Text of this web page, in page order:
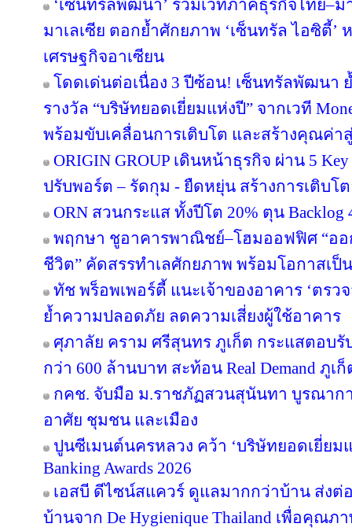
‘เซ็นทรัลพัฒนา’ ร่วมเวทีภาคธุรกิจไทย–ม
มาเลเซีย ตอกย้ำศักยภาพ ‘เซ็นทรัล ไอซิตี้
เศรษฐกิจอาเซียน
โดดเด่นต่อเนื่อง 3 ปีซ้อน! เซ็นทรัลพัฒนา
รางวัล “บริษัทยอดเยี่ยมแห่งปี” จากเวที
พร้อมขับเคลื่อนการเติบโต และสร้างคุณค่า
ORIGIN GROUP เดินหน้าธุรกิจ ผ่าน 5
ปรับพอร์ต – รัดกุม - ยืดหยุ่น สร้างการเติบโ
ORN สวนกระแส ทั้งปีโต 20% ตุน
พฤกษา ชูอาคารพาณิชย์–โฮมออฟฟิศ “ออ
ชีวิต” คัดสรรทำเลศักยภาพ พร้อมโอกาสเป็
ทัช พร็อพเพอร์ตี้ แนะเจ้าของอาคาร ‘ตร
ย้ำความปลอดภัย ลดความเสี่ยงผู้ใช้อาคาร
ศุภาลัย คราม ศรีสุนทร ภูเก็ต กระแสตอบรั
กว่า 600 ล้านบาท สะท้อน Real Demand ภูเ
กคช. จับมือ ม.ราชภัฏสวนสุนันทา บูรณา
อาศัย ชุมชน และเมือง
ปูนซีเมนต์นครหลวง คว้า ‘บริษัทยอดเยี่ยมแ
Banking Awards 2026
เอสบี ดีไซน์สแควร์ ดูแลมากกว่าบ้าน ส่ง
บ้านจาก De Hygienique Thailand เพื่อคุณ